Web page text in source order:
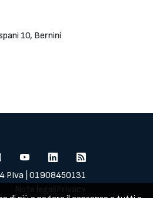
10, Bernini
P.Iva | 01908450131